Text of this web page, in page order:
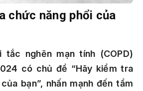
chức năng phổi của
tắc nghẽn mạn tính (COPD)
có chủ đề “Hãy kiểm tra
bạn”, nhấn mạnh đến tầm